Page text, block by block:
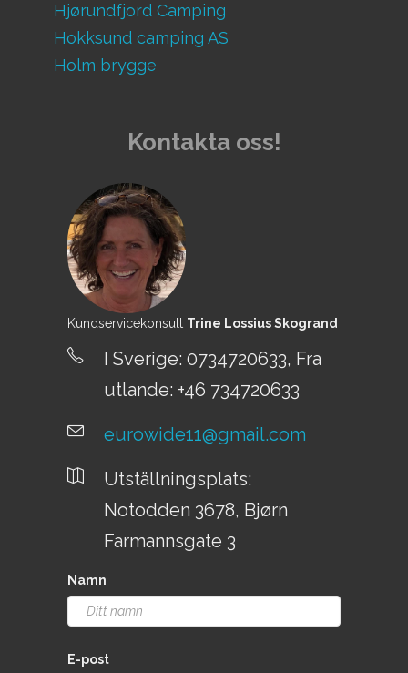
Hjørundfjord Camping
Hokksund camping AS
Holm brygge
Hunderfossen Camping
Jemtegård Feriesenter
Johnsgård Turistsenter AS
Joval Gård
Jølvassbu Camping
Kilen feriesenter
Kirkevika Camping og Badeplass
Kjærstranda Familecamping
Kragerøfjorden Camping
Kristiansand feriesenter Drift AS
Krøderen Camping
Kvamskogen camping
Latvia,
Leira Camping og Hyttesenter
Lillestrøm
Kontakta oss!
Kundservicekonsult Trine Lossius Skogrand
I Sverige: 0734720633, Fra
utlande: +46 734720633
eurowide11@gmail.com
Utställningsplats:
Notodden 3678, Bjørn
Farmannsgate 3
Namn
E-post